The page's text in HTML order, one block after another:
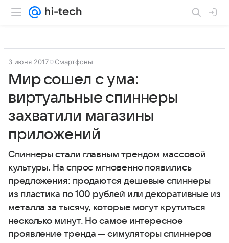
3 июня 2017 Смартфоны
Мир сошел с ума:
виртуальные спиннеры
захватили магазины
приложений
Спиннеры стали главным трендом массовой
культуры. На спрос мгновенно появились
предложения: продаются дешевые спиннеры
из пластика по 100 рублей или декоративные из
металла за тысячу, которые могут крутиться
несколько минут. Но самое интересное
проявление тренда — симуляторы спиннеров